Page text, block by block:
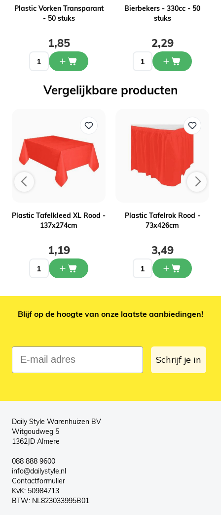
Plastic Vorken Transparant
- 50 stuks
1,85
Bierbekers - 330cc - 50
stuks
2,29
Vergelijkbare producten
Plastic Tafelkleed XL Rood -
137x274cm
1,19
Plastic Tafelrok Rood -
73x426cm
3,49
Blijf op de hoogte van onze laatste aanbiedingen!
E-mail adres
Schrijf je in
Daily Style Warenhuizen BV
Witgoudweg 5
1362JD Almere
088 888 9600
info@dailystyle.nl
Contactformulier
KvK: 50984713
BTW: NL823033995B01